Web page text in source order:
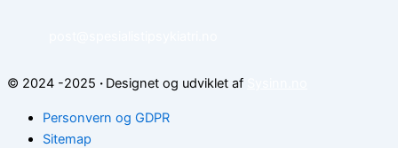
© 2024 -2025 · Designet og udviklet af
Personvern og GDPR
Sitemap